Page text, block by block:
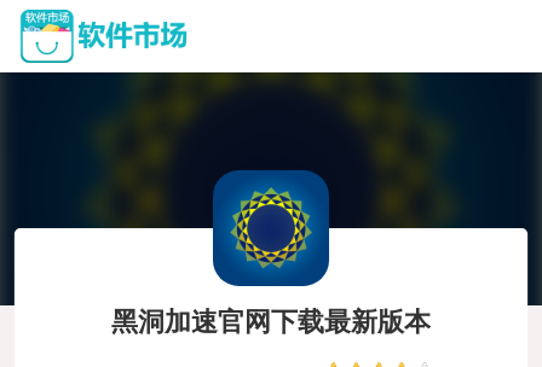
黑洞加速官网下载最新版本